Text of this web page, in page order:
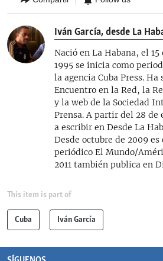
Iván García, desde La
Nació en La Habana, el 15
1995 se inicia como
la agencia Cuba Press.
Encuentro en la Red, la
y la web de la Sociedad
Prensa. A partir del 28 de
a escribir en Desde La
Desde octubre de 2009 es
periódico El Mundo/
2011 también publica en
This item is part of
Cuba Iván García